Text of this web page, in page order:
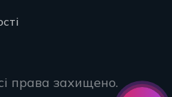
права захищено.